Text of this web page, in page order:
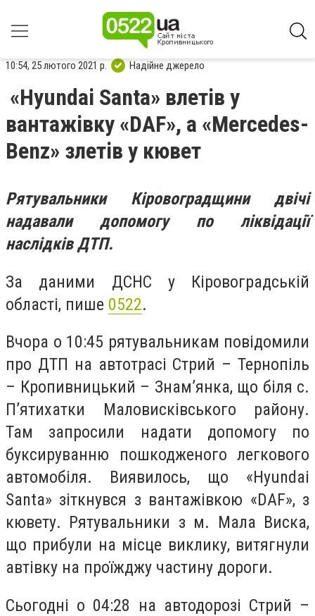
10:54, 25 лютого 2021 р. Надійне джерело
«Hyundai Santa» влетів у
вантажівку «DAF», а «Mercedes-
Benz» злетів у кювет
Рятувальники Кіровоградщини двічі
надавали допомогу по ліквідації
наслідків ДТП.
За даними ДСНС у Кіровоградській
області, пише 0522.
Вчора о 10:45 рятувальникам повідомили
про ДТП на автотрасі Стрий – Тернопіль
– Кропивницький – Знам’янка, що біля с.
П’ятихатки Маловисківського району.
Там запросили надати допомогу по
буксируванню пошкодженого легкового
автомобіля. Виявилось, що «Hyundai
Santa» зіткнувся з вантажівкою «DAF», з
кювету. Рятувальники з м. Мала Виска,
що прибули на місце виклику, витягнули
автівку на проїжджу частину дороги.
Сьогодні о 04:28 на автодорозі Стрий –